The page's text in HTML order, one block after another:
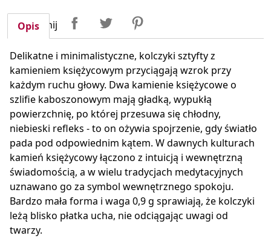
Udostępnij UdostępnijTweetuj
Opis
Delikatne i minimalistyczne, kolczyki sztyfty z
kamieniem księżycowym przyciągają wzrok przy
każdym ruchu głowy. Dwa kamienie księżycowe o
szlifie kaboszonowym mają gładką, wypukłą
powierzchnię, po której przesuwa się chłodny,
niebieski refleks - to on ożywia spojrzenie, gdy światło
pada pod odpowiednim kątem. W dawnych kulturach
kamień księżycowy łączono z intuicją i wewnętrzną
świadomością, a w wielu tradycjach medytacyjnych
uznawano go za symbol wewnętrznego spokoju.
Bardzo mała forma i waga 0,9 g sprawiają, że kolczyki
leżą blisko płatka ucha, nie odciągając uwagi od
twarzy.